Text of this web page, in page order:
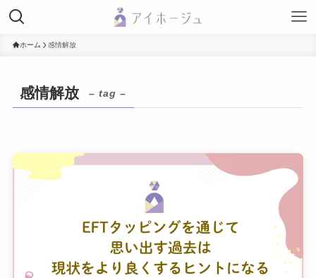
ホーム 感情解放
感情解放 – tag –